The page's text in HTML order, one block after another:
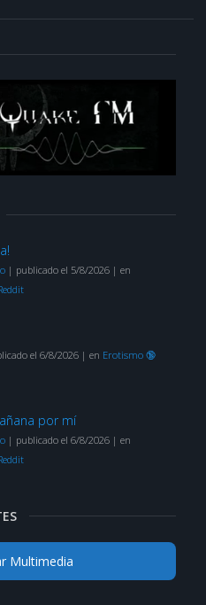
| publicado el 5/8/2026| en
el 6/8/2026| en Erotismo 🔞
por mí
| publicado el 6/8/2026| en
Multimedia